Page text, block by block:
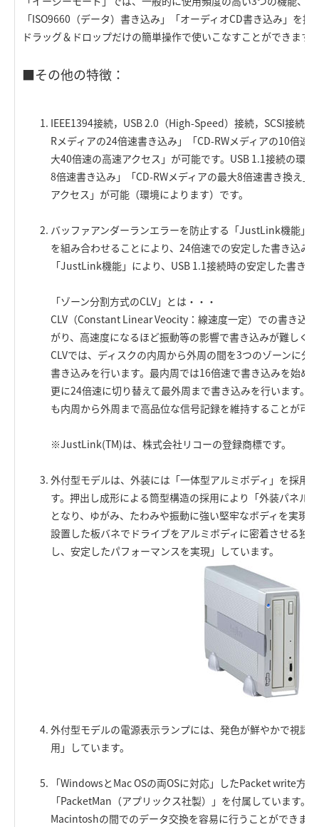
「ISO9660（データ）書き込み」「オーディオCD書き込み」を
ドラッグ＆ドロップだけの簡単操作で使いこなすことができます
■その他の特徴：
IEEE1394接続，USB 2.0（High-Speed）接続，SCSI接続
Rメディアの24倍速書き込み」「CD-RWメディアの10倍速
大40倍速の高速アクセス」が可能です。USB 1.1接続の環
8倍速書き込み」「CD-RWメディアの最大8倍速書き換え
アクセス」が可能（環境によります）です。
バッファアンダーランエラーを防止する「JustLink機能」
を組み合わせることにより、24倍速での安定した書き込み
「JustLink機能」により、USB 1.1接続時の安定した書き
「ゾーン分割方式のCLV」とは・・・
CLV（Constant Linear Veocity：線速度一定）での書き込
がり、高速度になるほど振動等の影響で書き込みが難しく
CLVでは、ディスクの内周から外周の間を3つのゾーンに分
書き込みを行います。最内周では16倍速で書き込みを始め
更に24倍速に切り替えて最外周まで書き込みを行います。
も内周から外周まで高品位な信号記録を維持することが可
※JustLink(TM)は、株式会社リコーの登録商標です。
外付型モデルは、外装には「一体型アルミボディ」を採用
す。押出し成形による筒型構造の採用により「外装パネル
となり、ゆがみ、たわみや振動に強い堅牢なボディを実現
設置した板バネでドライブをアルミボディに密着させる独
し、安定したパフォーマンスを実現」しています。
外付型モデルの電源表示ランプには、発色が鮮やかで視認
用」しています。
「WindowsとMac OSの両OSに対応」したPacket write方
「PacketMan（アプリックス社製）」を付属しています。
Macintoshの間でのデータ交換を容易に行うことができま